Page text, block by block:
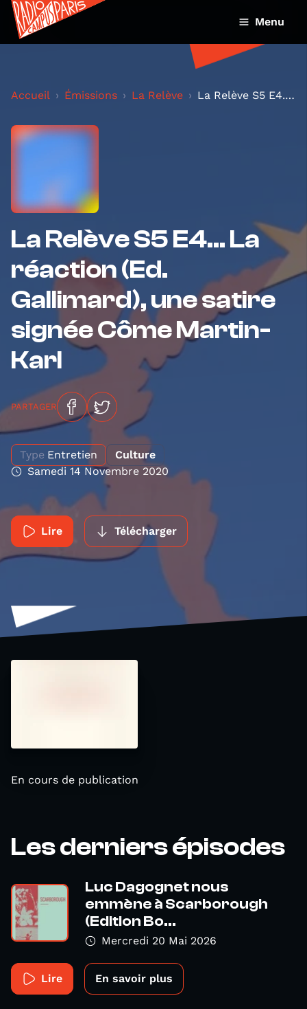
Menu
Accueil Émissions La Relève La Relève S5 E4... La réaction (Ed. Gallimard), un...
La Relève S5 E4... La
réaction (Ed.
Gallimard), une satire
signée Côme Martin-
Karl
PARTAGER
Type Entretien
Culture
Samedi 14 Novembre 2020
Lire Télécharger
En cours de publication
Les derniers épisodes
Luc Dagognet nous
emmène à Scarborough
(Edition Bo...
Mercredi 20 Mai 2026
Lire En savoir plus